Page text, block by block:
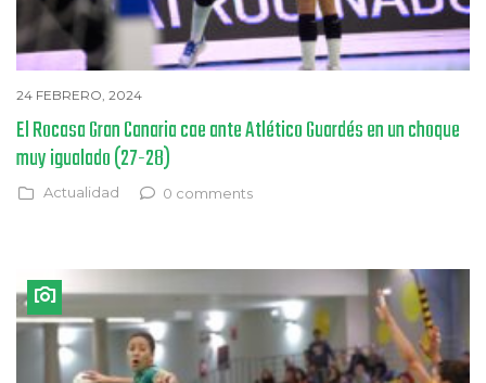
24 FEBRERO, 2024
El Rocasa Gran Canaria cae ante Atlético Guardés en un choque
muy igualado (27-28)
Actualidad 0 comments